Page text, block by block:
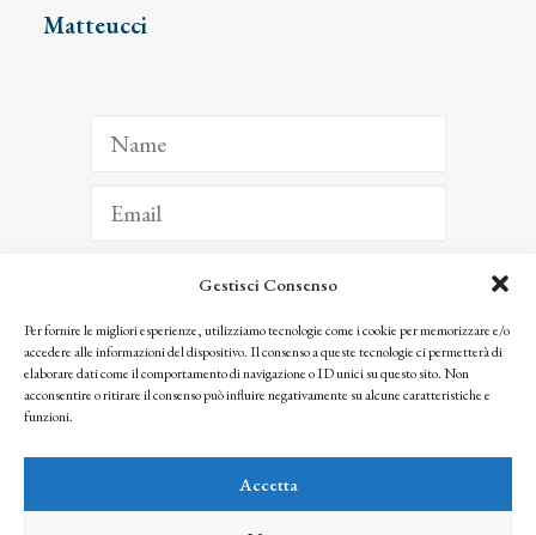
Gestisci Consenso
Per fornire le migliori esperienze, utilizziamo tecnologie come i cookie per memorizzare e/o
accedere alle informazioni del dispositivo. Il consenso a queste tecnologie ci permetterà di
elaborare dati come il comportamento di navigazione o ID unici su questo sito. Non
acconsentire o ritirare il consenso può influire negativamente su alcune caratteristiche e
funzioni.
Accetta
Matteucci
ISCRIVITI
Facendo clic per iscriverti, riconosci che le tue informazioni saranno trattate
seguendo la nostra Privacy Policy
© 2025 Istituto Matteucci. All right reserved
l’autorizzazione scritta dei proprietari dei diritti e dell’Istituto Matteucci